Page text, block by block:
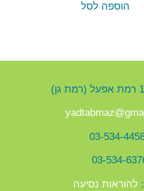
הוספה לסל
: להוראות נסיעה